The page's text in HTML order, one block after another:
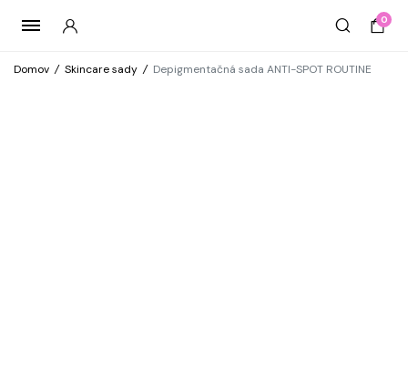
0
Domov / Skincare sady / Depigmentačná sada ANTI-SPOT ROUTINE